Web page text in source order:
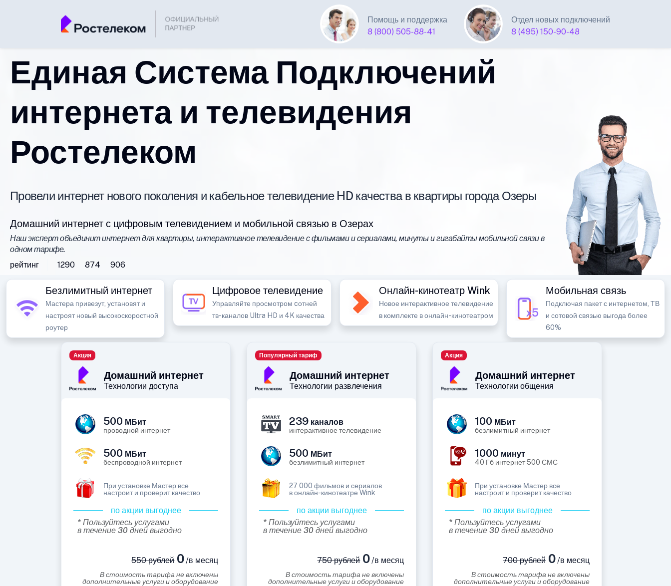
Помощь и поддержка
8 (800) 505-88-41
Отдел новых подключений
8 (495) 150-90-48
Единая Система Подключений
интернета и телевидения
Ростелеком
Провели интернет нового поколения и кабельное телевидение HD качества в квартиры города Озеры
Домашний интернет с цифровым телевидением и мобильной связью в Озерах
Наш эксперт объединит интернет для квартиры, интерактивное телевидение с фильмами и сериалами, минуты и гигабайты мобильной связи в
одном тарифе.
рейтинг
1290 874 906
Безлимитный интернет
Мастера привезут, установят и
настроят новый высокоскоростной
роутер
Цифровое телевидение
Управляйте просмотром cотней
тв-каналов Ultra HD и 4K качества
Онлайн-кинотеатр Wink
Новое интерактивное телевидение
в комплекте в онлайн-кинотеатром
Мобильная связь
Подключая пакет с интернетом, ТВ
и сотовой связью выгода более
60%
Домашний интернет
Технологии доступа
Акция
500 МБит
проводной интернет
500 МБит
беспроводной интернет
При установке Мастер все
настроит и проверит качество
по акции выгоднее
* Пользуйтесь услугами
в течение 30 дней выгодно
550 рублей0/в месяц
В стоимость тарифа не включены
дополнительные услуги и оборудование
Домашний интернет
Технологии развлечения
Популярный тариф
239 каналов
интерактивное телевидение
500 МБит
безлимитный интернет
27 000 фильмов и сериалов
в онлайн-кинотеатре Wink
по акции выгоднее
* Пользуйтесь услугами
в течение 30 дней выгодно
750 рублей0/в месяц
В стоимость тарифа не включены
дополнительные услуги и оборудование
Домашний интернет
Технологии общения
Акция
100 МБит
безлимитный интернет
1000 минут
40 Гб интернет 500 СМС
При установке Мастер все
настроит и проверит качество
по акции выгоднее
* Пользуйтесь услугами
в течение 30 дней выгодно
700 рублей0/в месяц
В стоимость тарифа не включены
дополнительные услуги и оборудование